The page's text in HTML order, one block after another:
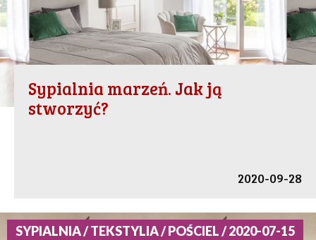
Sypialnia marzeń. Jak ją
stworzyć?
2020-09-28
SYPIALNIA / TEKSTYLIA / POŚCIEL / 2020-07-15